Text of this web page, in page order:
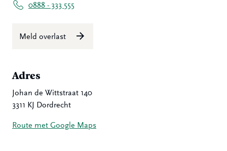
0888 - 333 555
Meld overlast
Adres
Johan de Wittstraat 140
3311 KJ Dordrecht
Route met Google Maps